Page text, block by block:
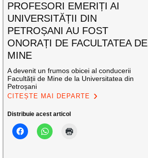
PROFESORI EMERIȚI AI
UNIVERSITĂȚII DIN
PETROȘANI AU FOST
ONORAȚI DE FACULTATEA DE
MINE
A devenit un frumos obicei al conducerii
Facultății de Mine de la Universitatea din
Petroșani
CITEȘTE MAI DEPARTE
Distribuie acest articol